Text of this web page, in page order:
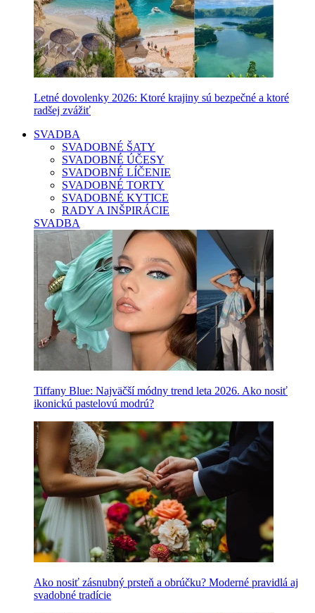
Letné dovolenky 2026: Ktoré krajiny sú bezpečné a ktoré
radšej zvážiť
SVADBA
SVADOBNÉ ŠATY
SVADOBNÉ ÚČESY
SVADOBNÉ LÍČENIE
SVADOBNÉ TORTY
SVADOBNÉ KYTICE
RADY A INŠPIRÁCIE
SVADBA
Tiffany Blue: Najväčší módny trend leta 2026. Ako nosiť
ikonickú pastelovú modrú?
Ako nosiť zásnubný prsteň a obrúčku? Moderné pravidlá aj
svadobné tradície